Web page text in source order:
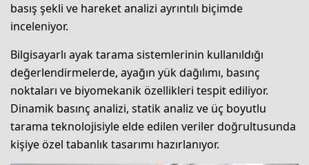
basış şekli ve hareket analizi ayrıntılı biçimde
inceleniyor.
Bilgisayarlı ayak tarama sistemlerinin kullanıldığı
değerlendirmelerde, ayağın yük dağılımı, basınç
noktaları ve biyomekanik özellikleri tespit ediliyor.
Dinamik basınç analizi, statik analiz ve üç boyutlu
tarama teknolojisiyle elde edilen veriler doğrultusunda
kişiye özel tabanlık tasarımı hazırlanıyor.